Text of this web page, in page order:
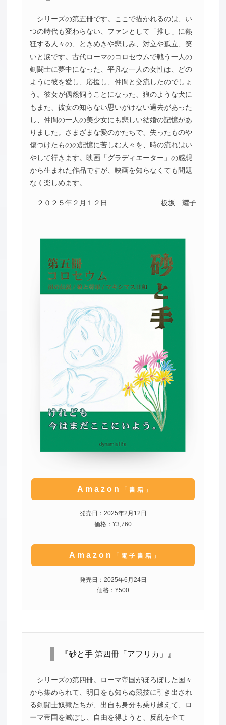
シリーズの第五冊です。ここで描かれるのは、い
つの時代も変わらない、ファンとして「推し」に熱
狂する人々の、ときめきや悲しみ、対立や孤立、笑
いと涙です。古代ローマのコロセウムで戦う一人の
剣闘士に夢中になった、平凡な一人の女性は、どの
ように彼を愛し、応援し、仲間と交流したのでしょ
う。彼女が偶然飼うことになった、狼のような犬に
もまた、彼女の知らない思いがけない過去があった
し、仲間の一人の美少女にも悲しい結婚の記憶があ
りました。さまざまな愛のかたちで、失ったものや
傷つけたものの記憶に苦しむ人々を、時の流れはい
やして行きます。映画「グラディエーター」の感想
から生まれた作品ですが、映画を知らなくても問題
なく楽しめます。
２０２５年２月１２日 板坂 耀子
Amazon 「書籍」
発売日：2025年2月12日
価格：¥3,760
Amazon 「電子書籍」
発売日：2025年6月24日
価格：¥500
『砂と手 第四冊「アフリカ」』
シリーズの第四冊。ローマ帝国がほろぼした国々
から集められて、明日をも知らぬ競技に引き出され
る剣闘士奴隷たちが、出自も身分も乗り越えて、ロ
ーマ帝国を滅ぼし、自由を得ようと、反乱を企て